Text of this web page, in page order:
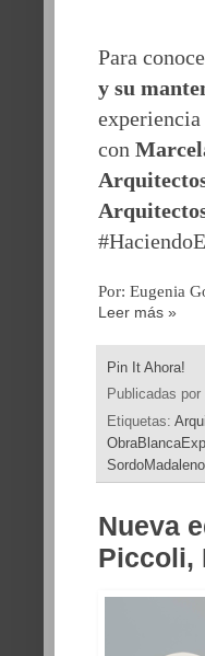
Para
y su
con
Por: Eugenia
Leer más »
Pin It Ahora!
Publicadas por
Etiquetas:
Nueva
Piccoli,